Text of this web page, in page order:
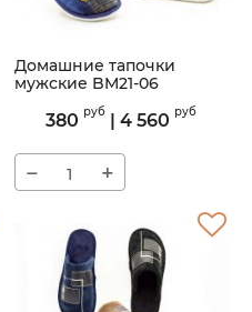
Домашние тапочки
мужские BM21-06
BM21-06
380 руб| 4 560 руб
− +